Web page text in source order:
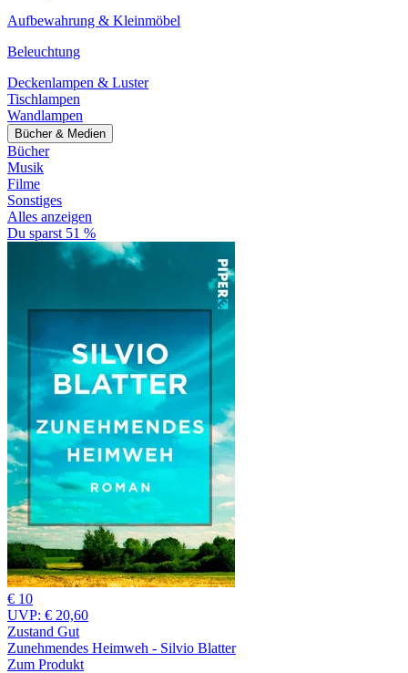
Aufbewahrung & Kleinmöbel
Beleuchtung
Deckenlampen & Luster
Tischlampen
Wandlampen
Bücher & Medien
Bücher
Musik
Filme
Sonstiges
Alles anzeigen
Du sparst 51 %
€ 10
UVP: € 20,60
Zustand Gut
Zunehmendes Heimweh - Silvio Blatter
Zum Produkt